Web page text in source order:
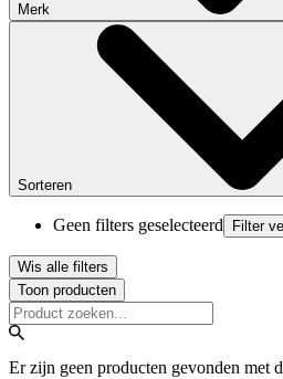
Merk
Sorteren
Geen filters geselecteerd Filter
Wis alle filters
Toon producten
Er zijn geen producten gevonden met